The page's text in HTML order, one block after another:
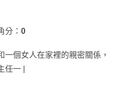
分： 0
一個女人在家裡的親密關係，
一 |